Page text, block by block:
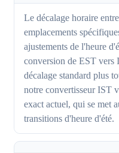
Le décalage horaire
emplacements
ajustements de l'heure
conversion de EST vers
décalage standard plus
notre convertisseur IST
exact actuel, qui se met
transitions d'heure d'été.